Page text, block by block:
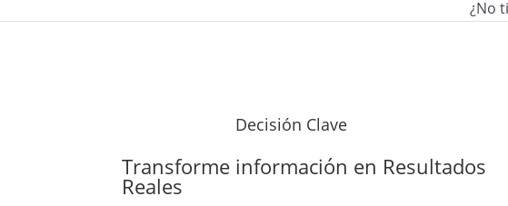
¿No
Decisión Clave
Transforme información en Resultados
Reales